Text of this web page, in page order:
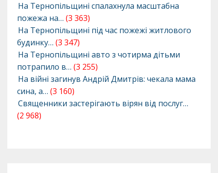
На Тернопільщині спалахнула масштабна
пожежа на… (3 363)
На Тернопільщині під час пожежі житлового
будинку… (3 347)
На Тернопільщині авто з чотирма дітьми
потрапило в… (3 255)
На війні загинув Андрій Дмитрів: чекала мама
сина, а… (3 160)
Священники застерігають вірян від послуг…
(2 968)